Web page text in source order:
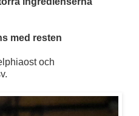
med resten
och